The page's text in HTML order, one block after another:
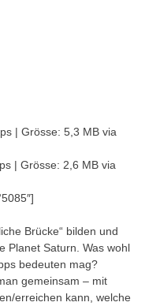
| Grösse: 5,3 MB via
| Grösse: 2,6 MB via
Brücke“ bilden und
Planet Saturn. Was wohl
bedeuten mag?
gemeinsam – mit
erreichen kann, welche